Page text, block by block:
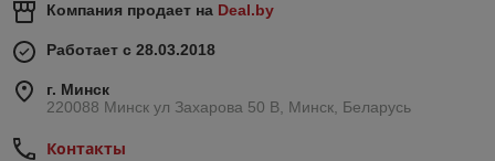
Компания продает на Deal.by
Работает с 28.03.2018
г. Минск
220088 Минск ул Захарова 50 В, Минск, Беларусь
Контакты